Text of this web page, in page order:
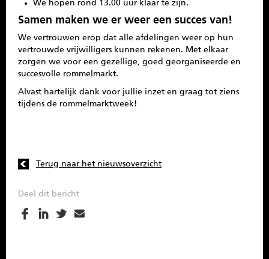
We hopen rond 13.00 uur klaar te zijn.
Samen maken we er weer een succes van!
We vertrouwen erop dat alle afdelingen weer op hun
vertrouwde vrijwilligers kunnen rekenen. Met elkaar
zorgen we voor een gezellige, goed georganiseerde en
succesvolle rommelmarkt.
Alvast hartelijk dank voor jullie inzet en graag tot ziens
tijdens de rommelmarktweek!
Terug naar het nieuwsoverzicht
Deel dit bericht